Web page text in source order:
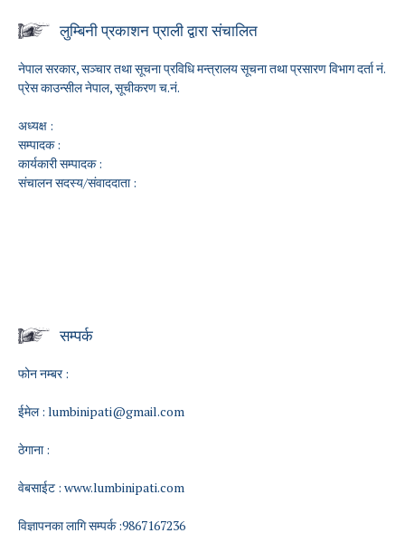
लुम्बिनी प्रकाशन प्राली द्वारा संचालित
नेपाल सरकार, सञ्चार तथा सूचना प्रविधि मन्त्रालय सूचना तथा प्रसारण विभाग दर्ता नं.
प्रेस काउन्सील नेपाल, सूचीकरण च.नं.
अध्यक्ष :
सम्पादक :
कार्यकारी सम्पादक :
संचालन सदस्य/संवाददाता :
सम्पर्क
फोन नम्बर :
ईमेल : lumbinipati@gmail.com
ठेगाना :
वेबसाईट : www.lumbinipati.com
विज्ञापनका लागि सम्पर्क :9867167236